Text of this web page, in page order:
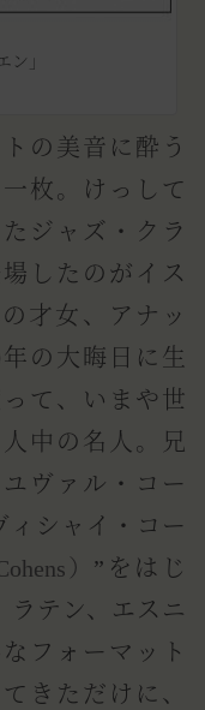
ン」
枚。けっして
ジャズ・クラ
したのがイス
才女、アナッ
の大晦日に生
て、いまや世
中の名人。兄
ヴァル・コー
ィシャイ・コー
） ”をはじ
ラテン、エスニ
フォーマット
きただけに、